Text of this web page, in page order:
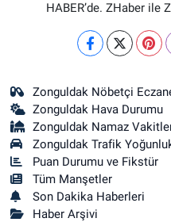
HABER’de. ZHaber ile
Zonguldak Nöbetçi
Zonguldak Hava Durumu
Zonguldak Namaz
Zonguldak Trafik
Puan Durumu ve Fikstür
Tüm Manşetler
Son Dakika Haberleri
Haber Arşivi